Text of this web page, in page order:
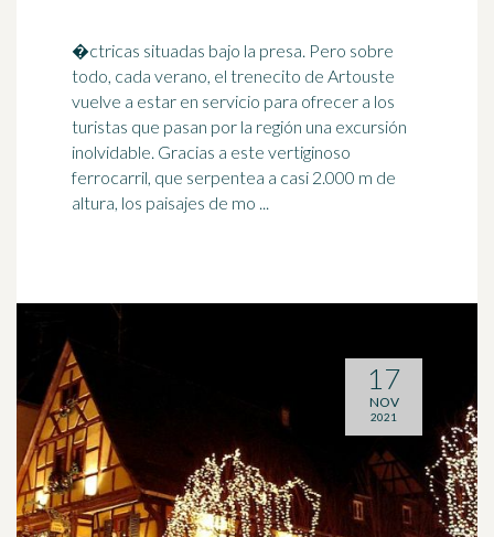
�ctricas situadas bajo la presa. Pero sobre
todo, cada verano, el trenecito de Artouste
vuelve a estar en servicio para ofrecer a los
turistas que pasan por la región una excursión
inolvidable. Gracias a este vertiginoso
ferrocarril, que serpentea a casi 2.000 m de
altura, los paisajes de mo ...
17
NOV
2021